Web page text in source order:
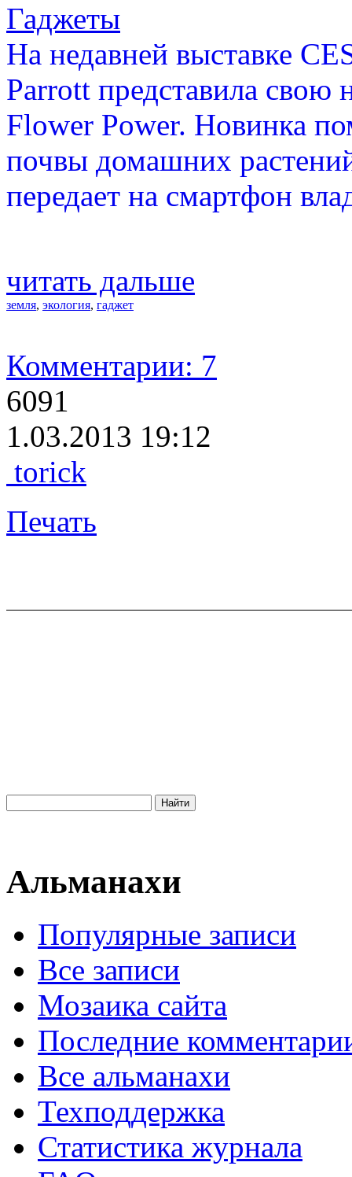
Гаджеты
На недавней выставке
Parrott представила свою
Flower Power. Новинка
почвы домашних
передает на смартфон
читать дальше
земля, экология, гаджет
Комментарии: 7
6091
1.03.2013 19:12
torick
Печать
Альманахи
Популярные записи
Все записи
Мозаика сайта
Последние
Все альманахи
Техподдержка
Статистика журнала